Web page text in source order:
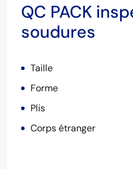
QC PACK
soudures
Taille
Forme
Plis
Corps étranger